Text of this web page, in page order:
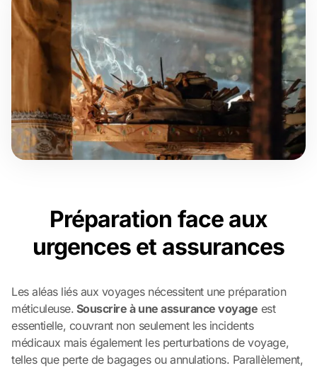
Préparation face aux
urgences et assurances
Les aléas liés aux voyages nécessitent une préparation
méticuleuse. Souscrire à une assurance voyage est
essentielle, couvrant non seulement les incidents
médicaux mais également les perturbations de voyage,
telles que perte de bagages ou annulations. Parallèlement,